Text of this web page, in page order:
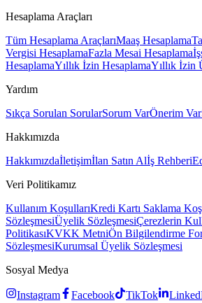
Hesaplama Araçları
Tüm Hesaplama AraçlarıMaaş Hesaplama
Vergisi HesaplamaFazla Mesai Hesaplama
HesaplamaYıllık İzin HesaplamaYıllık İzin
Yardım
Sıkça Sorulan SorularSorum VarÖnerim Var
Hakkımızda
Hakkımızdaİletişimİlan Satın Alİş Rehberi
Veri Politikamız
Kullanım KoşullarıKredi Kartı Saklama
SözleşmesiÜyelik SözleşmesiÇerezlerin
PolitikasıKVKK MetniÖn Bilgilendirme
SözleşmesiKurumsal Üyelik Sözleşmesi
Sosyal Medya
Instagram Facebook TikTok